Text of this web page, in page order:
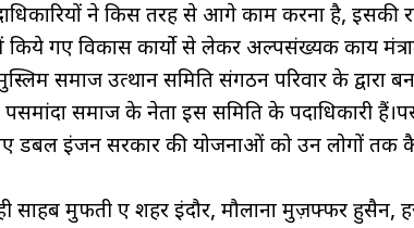
ने किस तरह से आगे काम करना है, इसकी
में किये गए विकास कार्यो से लेकर अल्पसंख्यक कार्य
समाज उत्थान समिति संगठन परिवार के द्वारा
समाज के नेता इस समिति के पदाधिकारी
डबल इंजन सरकार की योजनाओं को उन लोगों तक
साहब मुफती ए शहर इंदौर, मौलाना मुज़फ्फर हुसैन,